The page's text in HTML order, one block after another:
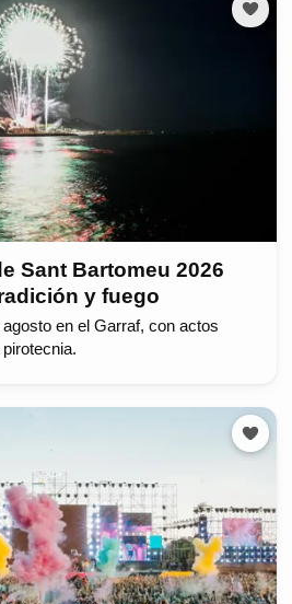
Sant Bartomeu 2026
y fuego
en el Garraf, con actos